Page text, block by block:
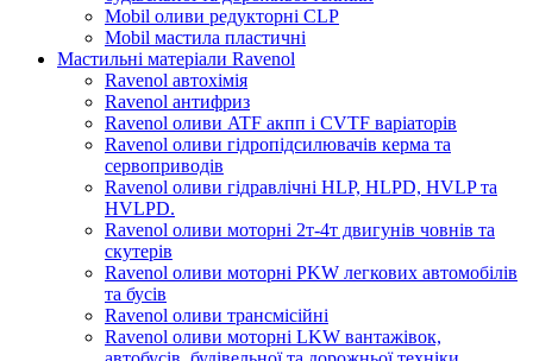
Mobil оливи редукторні CLP
Mobil мастила пластичні
Мастильні матеріали Ravenol
Ravenol автохімія
Ravenol антифриз
Ravenol оливи ATF акпп і CVTF варіаторів
Ravenol оливи гідропідсилювачів керма та
сервоприводів
Ravenol оливи гідравлічні HLP, HLPD, HVLP та
HVLPD.
Ravenol оливи моторні 2т-4т двигунів човнів та
скутерів
Ravenol оливи моторні PKW легкових автомобілів
та бусів
Ravenol оливи трансмісійні
Ravenol оливи моторні LKW вантажівок,